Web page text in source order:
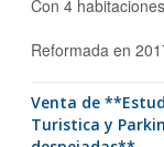
Con 4
Reformada en
Venta de **Estudio en Delta Muga Con Licencia
Turistica y